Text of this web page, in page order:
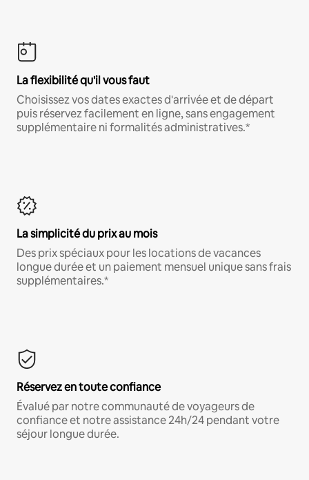
La flexibilité qu'il vous faut
Choisissez vos dates exactes d'arrivée et de départ
puis réservez facilement en ligne, sans engagement
supplémentaire ni formalités administratives.*
La simplicité du prix au mois
Des prix spéciaux pour les locations de vacances
longue durée et un paiement mensuel unique sans frais
supplémentaires.*
Réservez en toute confiance
Évalué par notre communauté de voyageurs de
confiance et notre assistance 24h/24 pendant votre
séjour longue durée.